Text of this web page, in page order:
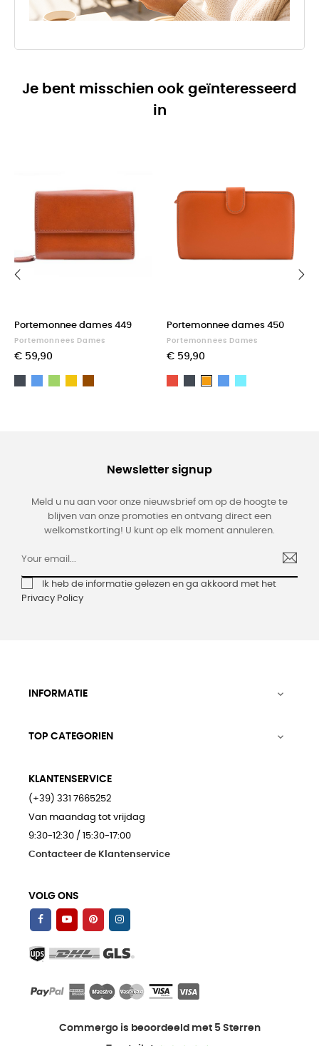
Je bent misschien ook geïnteresseerd
in
Portemonnee dames 449
Portemonnees Dames
€ 59,90
Portemonnee dames 450
Portemonnees Dames
€ 59,90
Newsletter signup
Meld u nu aan voor onze nieuwsbrief om op de hoogte te
blijven van onze promoties en ontvang direct een
welkomstkorting! U kunt op elk moment annuleren.
Ik heb de informatie gelezen en ga akkoord met het
Privacy Policy
INFORMATIE 
TOP CATEGORIEN 
KLANTENSERVICE
(+39) 331 7665252
Van maandag tot vrijdag
9:30-12:30 / 15:30-17:00
Contacteer de Klantenservice
VOLG ONS
Commergo is beoordeeld met 5 Sterren